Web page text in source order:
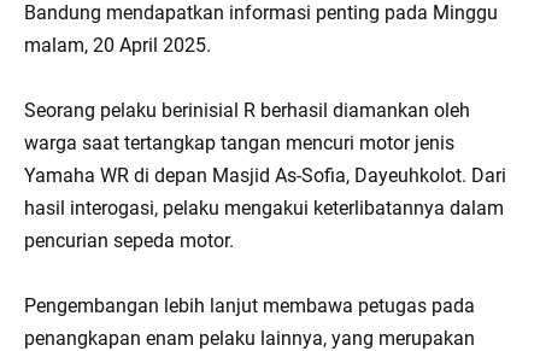
Bandung mendapatkan informasi penting pada Minggu
malam, 20 April 2025.
Seorang pelaku berinisial R berhasil diamankan oleh
warga saat tertangkap tangan mencuri motor jenis
Yamaha WR di depan Masjid As-Sofia, Dayeuhkolot. Dari
hasil interogasi, pelaku mengakui keterlibatannya dalam
pencurian sepeda motor.
Pengembangan lebih lanjut membawa petugas pada
penangkapan enam pelaku lainnya, yang merupakan